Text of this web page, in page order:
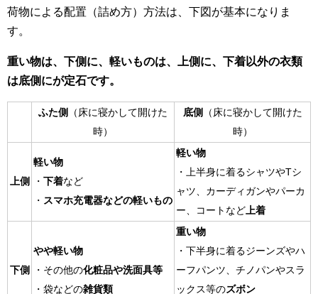
荷物による配置（詰め方）方法は、下図が基本になりま
す。
重い物は、下側に、軽いものは、上側に、下着以外の衣類
は底側にが定石です。
ふた側
（床に寝かして開けた
時）
底側 （床に寝かして開けた
時）
上側
軽い物
・ 下着など
・ スマホ充電器などの軽いもの
軽い物
・上半身に着るシャツやTシ
ャツ、カーディガンやパーカ
ー、コートなど 上着
下側
やや軽い物
・その他の化粧品や洗面具等
・袋などの雑貨類
重い物
・下半身に着るジーンズやハ
ーフパンツ、チノパンやスラ
ックス等のズボン